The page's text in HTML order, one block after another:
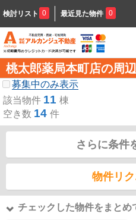
検討リスト 0 最近見た物件 0
桃太郎薬局本町店の周
募集中のみ表示
該当物件 11 棟
空き数 14 件
さらに条件
物件リ
チェックした物件をまとめ